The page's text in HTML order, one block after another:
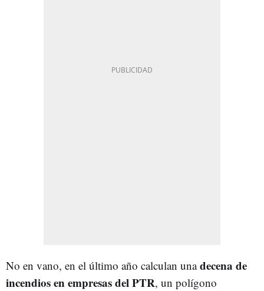
No en vano, en el último año calculan unadecena de
incendios en empresas del PTR, un polígono